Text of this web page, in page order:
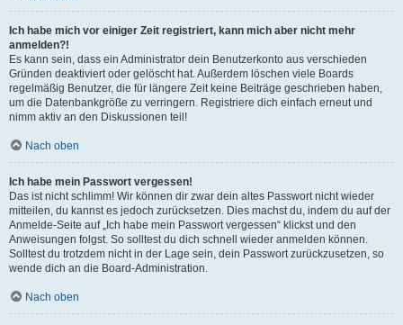
Ich habe mich vor einiger Zeit registriert, kann mich aber nicht mehr
anmelden?!
Es kann sein, dass ein Administrator dein Benutzerkonto aus verschieden
Gründen deaktiviert oder gelöscht hat. Außerdem löschen viele Boards
regelmäßig Benutzer, die für längere Zeit keine Beiträge geschrieben haben,
um die Datenbankgröße zu verringern. Registriere dich einfach erneut und
nimm aktiv an den Diskussionen teil!
Nach oben
Ich habe mein Passwort vergessen!
Das ist nicht schlimm! Wir können dir zwar dein altes Passwort nicht wieder
mitteilen, du kannst es jedoch zurücksetzen. Dies machst du, indem du auf der
Anmelde-Seite auf „Ich habe mein Passwort vergessen“ klickst und den
Anweisungen folgst. So solltest du dich schnell wieder anmelden können.
Solltest du trotzdem nicht in der Lage sein, dein Passwort zurückzusetzen, so
wende dich an die Board-Administration.
Nach oben